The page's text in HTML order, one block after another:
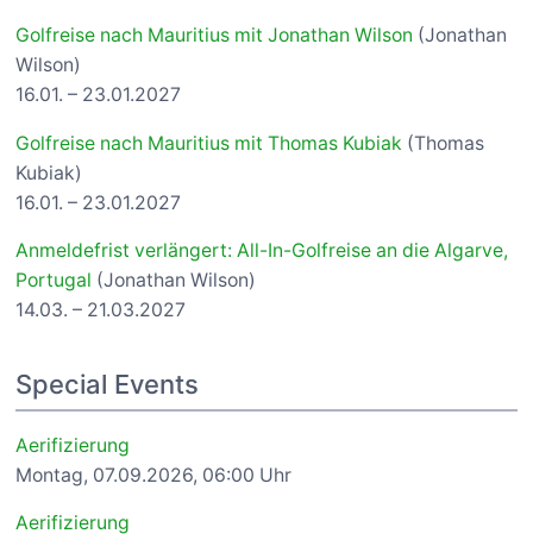
Golfreise nach Mauritius mit Jonathan Wilson (Jonathan
Wilson)
16.01. – 23.01.2027
Golfreise nach Mauritius mit Thomas Kubiak (Thomas
Kubiak)
16.01. – 23.01.2027
Anmeldefrist verlängert: All-In-Golfreise an die Algarve,
Portugal (Jonathan Wilson)
14.03. – 21.03.2027
Special Events
Aerifizierung
Montag, 07.09.2026, 06:00 Uhr
Aerifizierung